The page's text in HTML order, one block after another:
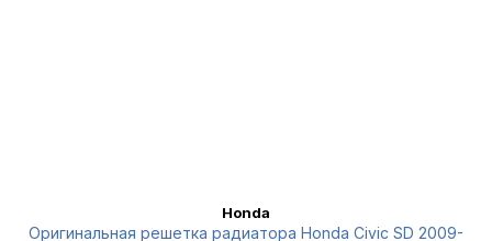
Honda
Оригинальная решетка радиатора Honda Civic SD 2009-